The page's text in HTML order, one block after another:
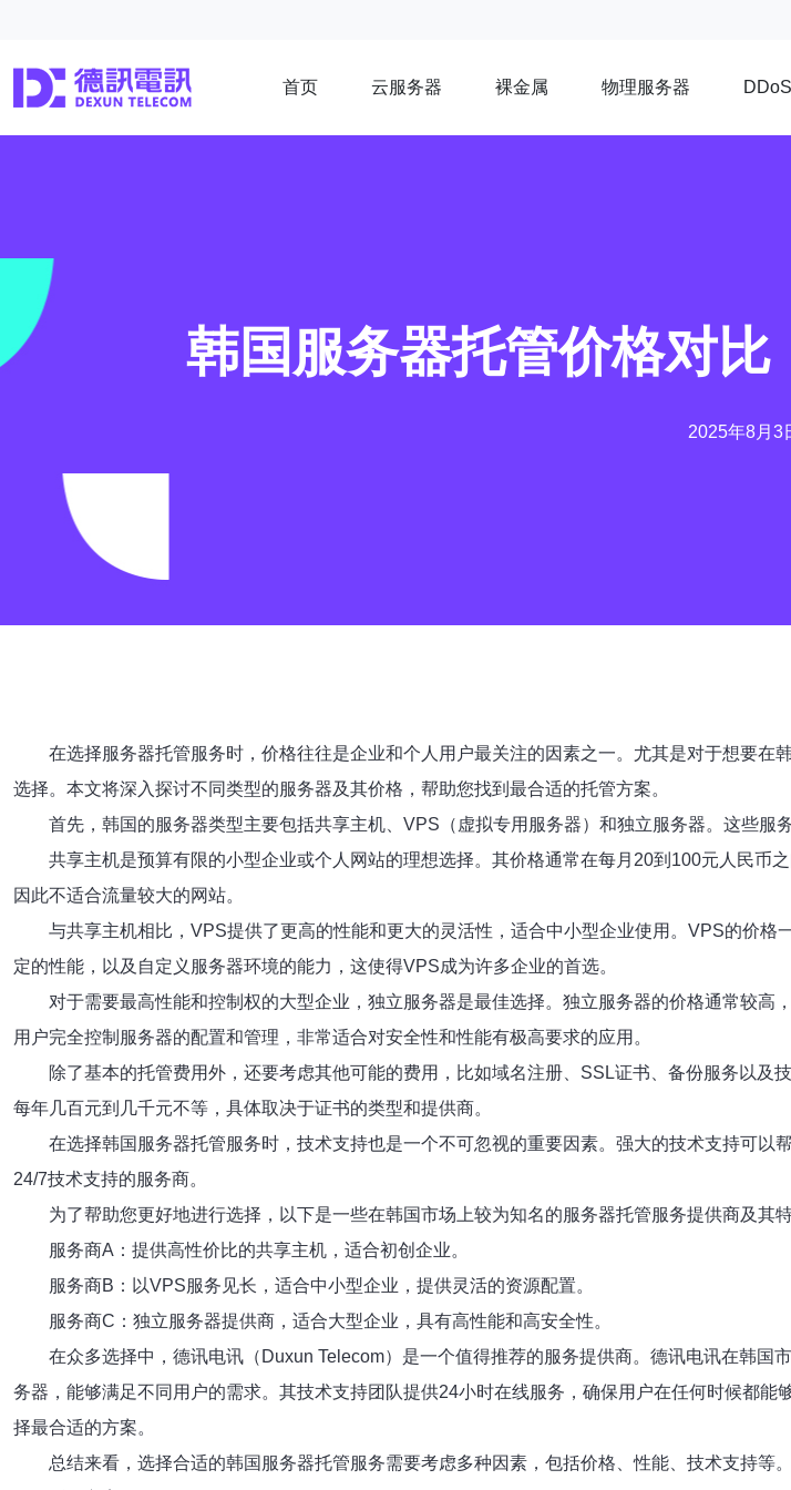
首页 云服务器 裸金属 物理服务器 DDoS
韩国服务器托管价格对
2025年8月3
在选择服务器托管服务时，价格往往是企业和个人用户最关注的因素之一。尤其是对于想要在
选择。本文将深入探讨不同类型的服务器及其价格，帮助您找到最合适的托管方案。
首先，韩国的服务器类型主要包括共享主机、VPS（虚拟专用服务器）和独立服务器。这些服
共享主机是预算有限的小型企业或个人网站的理想选择。其价格通常在每月20到100元人民币
因此不适合流量较大的网站。
与共享主机相比，VPS提供了更高的性能和更大的灵活性，适合中小型企业使用。VPS的价
定的性能，以及自定义服务器环境的能力，这使得VPS成为许多企业的首选。
对于需要最高性能和控制权的大型企业，独立服务器是最佳选择。独立服务器的价格通常较
用户完全控制服务器的配置和管理，非常适合对安全性和性能有极高要求的应用。
除了基本的托管费用外，还要考虑其他可能的费用，比如域名注册、SSL证书、备份服务以
每年几百元到几千元不等，具体取决于证书的类型和提供商。
在选择韩国服务器托管服务时，技术支持也是一个不可忽视的重要因素。强大的技术支持可以
24/7技术支持的服务商。
为了帮助您更好地进行选择，以下是一些在韩国市场上较为知名的服务器托管服务提供商及其特
服务商A：提供高性价比的共享主机，适合初创企业。
服务商B：以VPS服务见长，适合中小型企业，提供灵活的资源配置。
服务商C：独立服务器提供商，适合大型企业，具有高性能和高安全性。
在众多选择中，德讯电讯（Duxun Telecom）是一个值得推荐的服务提供商。德讯电讯在韩
务器，能够满足不同用户的需求。其技术支持团队提供24小时在线服务，确保用户在任何时候都
择最合适的方案。
总结来看，选择合适的韩国服务器托管服务需要考虑多种因素，包括价格、性能、技术支持